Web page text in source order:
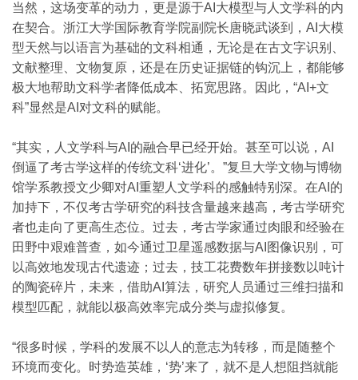
当然，这场变革的动力，更是源于AI大模型与人文学科的内
在契合。浙江大学国际教育学院副院长唐晓武谈到，AI大模
型天然与以语言为基础的文科相通，无论是在古文字识别、
文献整理、文物复原，还是在历史证据链的钩沉上，都能够
极大地帮助文科学者降低成本、拓宽思路。因此，“AI+文
科”显然是AI对文科的赋能。
“其实，人文学科与AI的融合早已经开始。甚至可以说，AI
倒逼了考古学这样的传统文科‘进化’。”复旦大学文物与博物
馆学系教授文少卿对AI重塑人文学科的感触特别深。在AI的
加持下，不仅考古学研究的科技含量越来越高，考古学研究
者也走向了更高生态位。过去，考古学家通过肉眼和经验在
田野中艰难普查，如今通过卫星遥感数据与AI图像识别，可
以高效地发现古代遗迹；过去，技工花费数年拼接数以吨计
的陶瓷碎片，未来，借助AI算法，研究人员通过三维扫描和
模型匹配，就能以极高效率完成分类与虚拟修复。
“很多时候，学科的发展不以人的意志为转移，而是随整个
环境而变化。时势造英雄，‘势’来了，就不是人想阻挡就能